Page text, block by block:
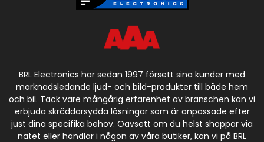
BRL Electronics har sedan 1997 försett sina kunder med
marknadsledande ljud- och bild-produkter till både hem
och bil. Tack vare mångårig erfarenhet av branschen kan vi
erbjuda skräddarsydda lösningar som är anpassade efter
just dina specifika behov. Oavsett om du helst shoppar via
nätet eller handlar i någon av våra butiker, kan vi på BRL